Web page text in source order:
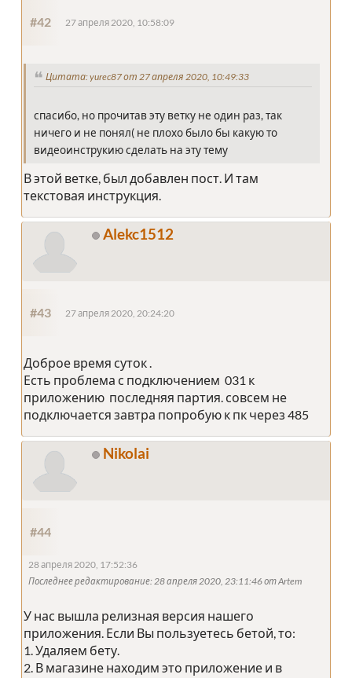
#42 27 апреля 2020, 10:58:09
Цитата: yurec87 от 27 апреля 2020, 10:49:33
спасибо, но прочитав эту ветку не один раз, так
ничего и не понял( не плохо было бы какую то
видеоинструкию сделать на эту тему
В этой ветке, был добавлен пост. И там
текстовая инструкция.
Alekc1512
#43 27 апреля 2020, 20:24:20
Доброе время суток .
Есть проблема с подключением 031 к
приложению последняя партия. совсем не
подключается завтра попробую к пк через 485
Nikolai
#44
28 апреля 2020, 17:52:36
Последнее редактирование: 28 апреля 2020, 23:11:46 от Artem
У нас вышла релизная версия нашего
приложения. Если Вы пользуетесь бетой, то:
1. Удаляем бету.
2. В магазине находим это приложение и в